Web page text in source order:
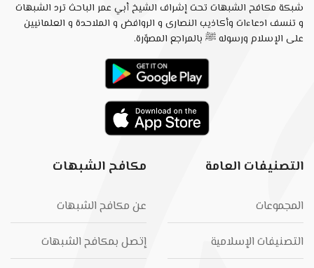
شبكة مكافح الشبهات تحت إشراف الشيخ أبي عمر الباحث ترد الشبهات
و تنسف ادعاءات وأكاذيب النصارى و الروافض و الملاحدة و العلمانيين
على الإسلام ورسوله ﷺ بالمراجع المصوّرة.
التصنيفات العامة
المجموعات
التصنيفات الإسلامية
مكافح الشبهات
عن مكافح الشبهات
إتصل بمكافح الشبهات